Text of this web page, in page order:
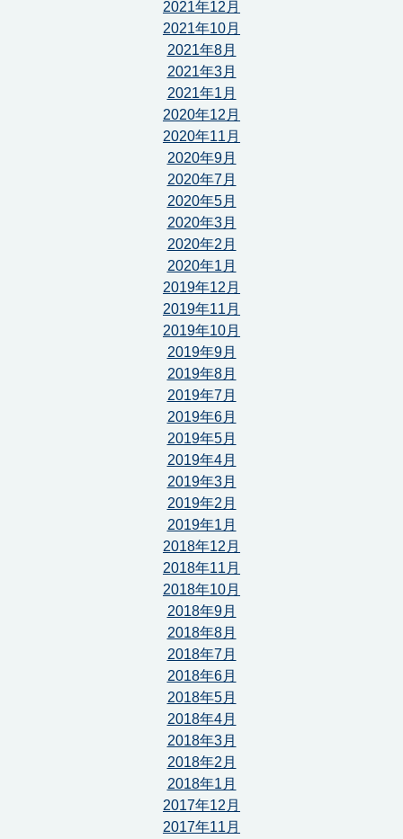
2021年12月
2021年10月
2021年8月
2021年3月
2021年1月
2020年12月
2020年11月
2020年9月
2020年7月
2020年5月
2020年3月
2020年2月
2020年1月
2019年12月
2019年11月
2019年10月
2019年9月
2019年8月
2019年7月
2019年6月
2019年5月
2019年4月
2019年3月
2019年2月
2019年1月
2018年12月
2018年11月
2018年10月
2018年9月
2018年8月
2018年7月
2018年6月
2018年5月
2018年4月
2018年3月
2018年2月
2018年1月
2017年12月
2017年11月